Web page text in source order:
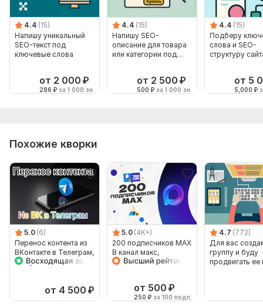
4.4 (15)
Напишу уникальный
SEO-текст под
ключевые слова
от 2 000 ₽
286 ₽ за 1 000 зн.
4.4 (15)
Напишу SEO-
описание для товара
или категории под
от 2 500 ₽
500 ₽ за 1 000 зн.
4.4 (15)
Подберу
слова и SEO-
структуру
от 5
5,000 ₽
Похожие кворки
5.0 (6)
Перенос контента из
ВКонтакте в Телеграм,
настройка и
от 4 500 ₽
5.0 (4K+)
200 подписчиков MAX
B канал макс,
продвижение МАХ
от 500 ₽
250 ₽ за 100 подп.
4.7 (772)
Для вас
группу и буду
продвигать ее